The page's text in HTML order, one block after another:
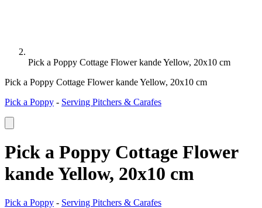
Pick a Poppy Cottage Flower kande Yellow, 20x10 cm
Pick a Poppy Cottage Flower kande Yellow, 20x10 cm
Pick a Poppy - Serving Pitchers & Carafes
Pick a Poppy Cottage Flower
kande Yellow, 20x10 cm
Pick a Poppy - Serving Pitchers & Carafes